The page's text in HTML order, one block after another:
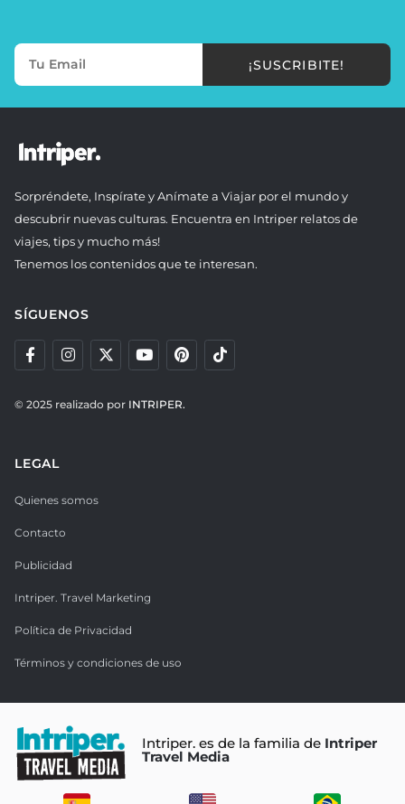
¡SUSCRIBITE!
Sorpréndete, Inspírate y Anímate a Viajar por el mundo y
descubrir nuevas culturas. Encuentra en Intriper relatos de
viajes, tips y mucho más!
Tenemos los contenidos que te interesan.
SÍGUENOS
© 2025 realizado por INTRIPER.
LEGAL
Quienes somos
Contacto
Publicidad
Intriper. Travel Marketing
Política de Privacidad
Términos y condiciones de uso
Intriper. es de la familia de Intriper
Travel Media